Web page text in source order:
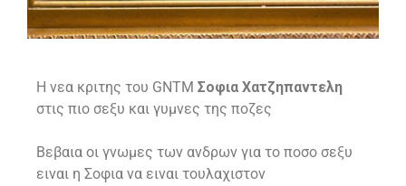
H νεα κριτης του GNTM Σοφια Χατζηπαντελη
στις πιο σεξυ και γυμνες της ποζες
Βεβαια οι γνωμες των ανδρων για το ποσο σεξυ
ειναι η Σοφια να ειναι τουλαχιστον